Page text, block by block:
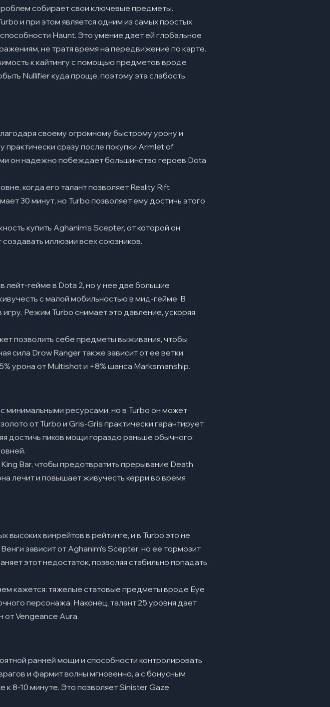
собирает свои ключевые предметы.
и при этом является одним из самых простых
Haunt. Это умение дает ей глобальное
не тратя время на передвижение по карте.
к кайтингу с помощью предметов вроде
Nullifier куда проще, поэтому эта слабость
своему огромному быстрому урону и
практически сразу после покупки Armlet of
он надежно побеждает большинство героев Dota
когда его талант позволяет Reality Rift
30 минут, но Turbo позволяет ему достичь этого
купить Aghanim’s Scepter, от которой он
иллюзии всех союзников.
лейт-гейме в Dota 2, но у нее две большие
с малой мобильностью в мид-гейме. В
Режим Turbo снимает это давление, ускоряя
позволить себе предметы выживания, чтобы
сила Drow Ranger также зависит от ее ветки
урона от Multishot и +8% шанса Marksmanship.
минимальными ресурсами, но в Turbo он может
от Turbo и Gris-Gris практически гарантирует
достичь пиков мощи гораздо раньше обычного.
Bar, чтобы предотвратить прерывание Death
лечит и повышает живучесть керри во время
винрейтов в рейтинге, и в Turbo это не
зависит от Aghanim’s Scepter, но ее тормозит
этот недостаток, позволяя стабильно попадать
кажется: тяжелые статовые предметы вроде Eye
персонажа. Наконец, талант 25 уровня дает
от Vengeance Aura.
ранней мощи и способности контролировать
и фармит волны мгновенно, а с бонусным
8-10 минуте. Это позволяет Sinister Gaze